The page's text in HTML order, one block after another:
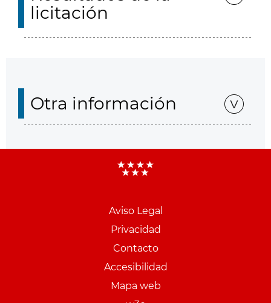
licitación
Otra información
Aviso Legal
Privacidad
Contacto
Accesibilidad
Mapa web